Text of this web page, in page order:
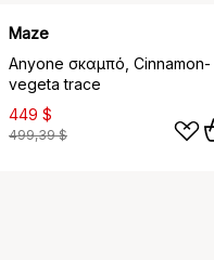
Maze
Anyone σκαμπό, Cinnamon-
vegeta trace
449 $
499,39 $